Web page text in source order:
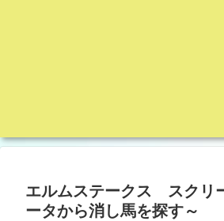
エルムステークス スク
ータから消し馬を探す～